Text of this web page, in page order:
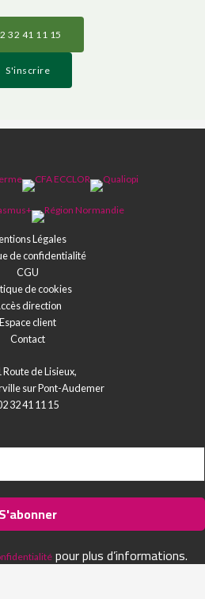
32 41 11 15
S'inscrire
Légales
de confidentialité
CGU
de cookies
direction
Espace client
Contact
Route de Lisieux,
sur Pont-Audemer
32 41 11 15
pour plus d’informations.